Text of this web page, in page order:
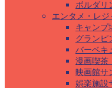
ボルダリ
エンタメ・レジ
キャンプ
グランピ
バーベキ
漫画喫茶
映画館サ
娯楽施設